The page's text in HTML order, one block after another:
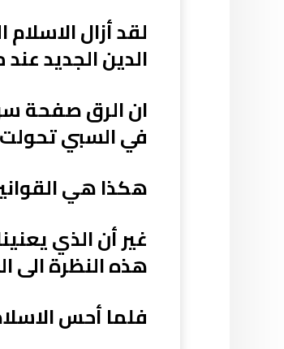
لقد أزال
الدين الجديد
ان الرق صفحة
في السبي تحولت
هكذا هي
غير أن الذي
هذه النظرة الى
فلما أحس